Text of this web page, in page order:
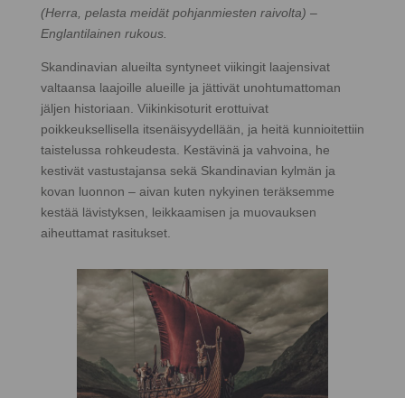
(Herra, pelasta meidät pohjanmiesten raivolta) –
Englantilainen rukous.
Skandinavian alueilta syntyneet viikingit laajensivat
valtaansa laajoille alueille ja jättivät unohtumattoman
jäljen historiaan. Viikinkisoturit erottuivat
poikkeuksellisella itsenäisyydellään, ja heitä kunnioitettiin
taistelussa rohkeudesta. Kestävinä ja vahvoina, he
kestivät vastustajansa sekä Skandinavian kylmän ja
kovan luonnon – aivan kuten nykyinen teräksemme
kestää lävistyksen, leikkaamisen ja muovauksen
aiheuttamat rasitukset.